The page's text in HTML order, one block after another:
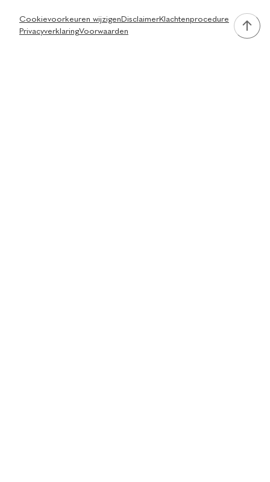
Cookievoorkeuren wijzigen DisclaimerKlachtenprocedure
PrivacyverklaringVoorwaarden